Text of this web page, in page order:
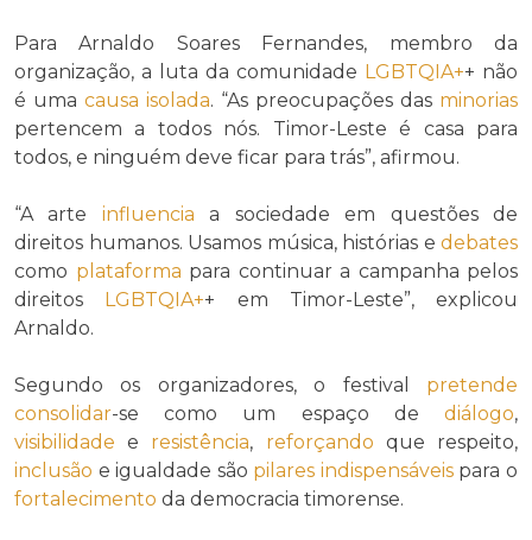
Para Arnaldo Soares Fernandes, membro da
organização, a luta da comunidade LGBTQIA++ não
é uma causa isolada. “As preocupações das minorias
pertencem a todos nós. Timor-Leste é casa para
todos, e ninguém deve ficar para trás”, afirmou.
“A arte influencia a sociedade em questões de
direitos humanos. Usamos música, histórias e debates
como plataforma para continuar a campanha pelos
direitos
LGBTQIA++ em Timor-Leste”, explicou
Arnaldo.
Segundo os organizadores, o festival pretende
consolidar-se como um espaço de diálogo,
visibilidade e resistência, reforçando que respeito,
inclusão e igualdade são pilares indispensáveispara o
fortalecimento da democracia timorense.